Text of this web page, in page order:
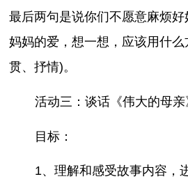
最后两句是说你们不愿意麻烦
妈妈的爱，想一想，应该用什
贯、抒情)。
活动三：谈话《伟大的母亲
目标：
1、理解和感受故事内容，